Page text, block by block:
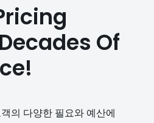
Of
의 다양한 필요와 예산에